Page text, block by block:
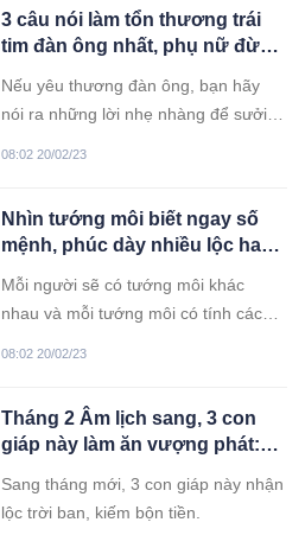
3 câu nói làm tổn thương trái
tim đàn ông nhất, phụ nữ đừng
Nếu yêu thương đàn ông, bạn hãy
nói ra những lời nhẹ nhàng để sưởi
08:02 20/02/23
Nhìn tướng môi biết ngay số
mệnh, phúc dày nhiều lộc hay
Mỗi người sẽ có tướng môi khác
nhau và mỗi tướng môi có tính cách,
08:02 20/02/23
Tháng 2 Âm lịch sang, 3 con
giáp này làm ăn vượng phát:
càng thăng hoa
Sang tháng mới, 3 con giáp này nhận
lộc trời ban, kiếm bộn tiền.